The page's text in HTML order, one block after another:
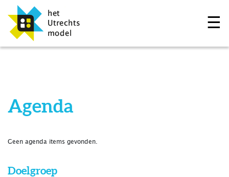
☰
Agenda
Geen agenda items gevonden.
Doelgroep